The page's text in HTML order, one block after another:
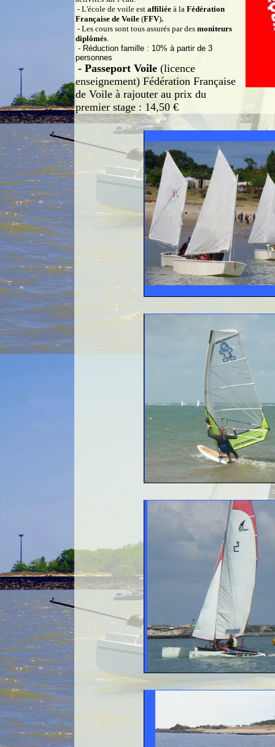
- L'école de voile est affiliée à la Fédération
Française de Voile (FFV).
- Les cours sont tous assurés par des moniteurs
diplômés
- Réduction famille : 10% à partir de 3
personnes
- Passeport Voile (licence
enseignement) Fédération Française
de Voile à rajouter au prix du
premier stage : 14,50 €